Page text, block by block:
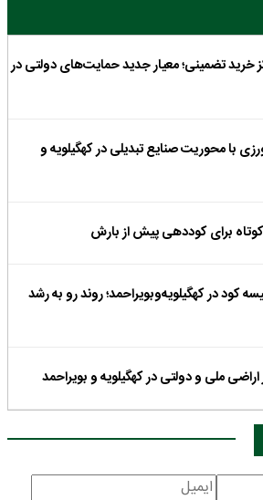
خرید تضمینی؛ معیار جدید حمایت‌های دولتی در
با محوریت صنایع تبدیلی در کهگیلویه و
برای کوددهی پیش از بارش
از ۴۵۳ هزار کیسه کود در کهگیلویه‌وبویراحمد؛ روند رو به رشد
ملی و دولتی در کهگیلویه و بویراحمد